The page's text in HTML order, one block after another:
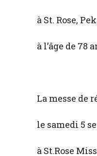
à St. Rose,
à l’âge de 78
La messe de
le samedi 5
à St.Rose